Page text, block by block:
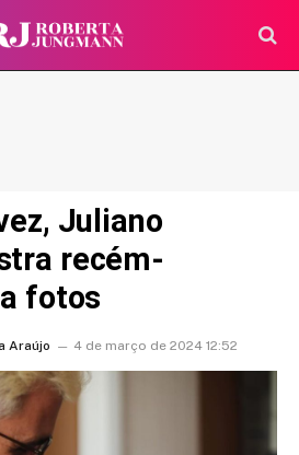
Juliano
recém-
fotos
Araújo 4 de março de 2024 12:52